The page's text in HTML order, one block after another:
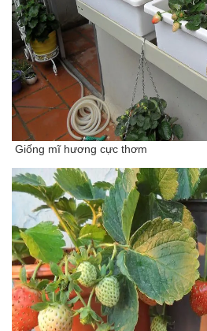
Giống mĩ hương cực thơm